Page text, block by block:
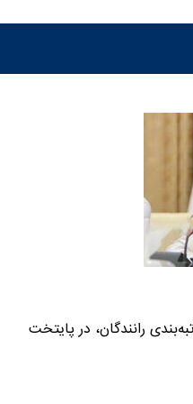
رانندگان، در پایتخت